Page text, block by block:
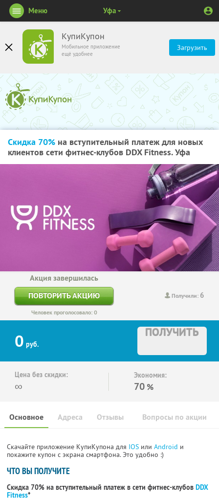
КупиКупон
Мобильное приложение
ещё удобнее
Загрузить
Меню Уфа
Скидка 70% на вступительный платеж для новых
клиентов сети фитнес-клубов DDX Fitness. Уфа
Получили: 6
Акция завершилась
ПОВТОРИТЬ АКЦИЮ
Человек проголосовало: 0
0 руб.
ПОЛУЧИТЬ
Цена без скидки:
∞
Экономия:
70 %
Основное Отзывы Вопросы по акции
Адреса
Скачайте приложение КупиКупона для IOS или Android и
покажите купон с экрана смартфона. Это удобно :)
ЧТО ВЫ ПОЛУЧИТЕ
Скидка 70% на вступительный платеж в сети фитнес-клубов DDX
Fitness*